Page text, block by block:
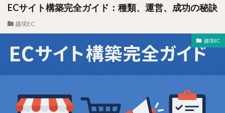
ECサイト構築完全ガイド：種類、運営、成功の秘訣
越境EC
越境EC